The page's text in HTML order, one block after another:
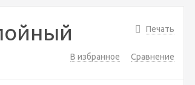
Печать
В избранное Сравнение